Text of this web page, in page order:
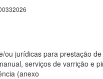
jurídicas para prestação
serviços de varrição e
(anexo